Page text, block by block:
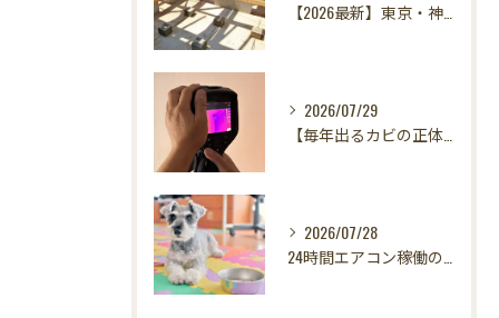
2026/07/29
2026/07/28